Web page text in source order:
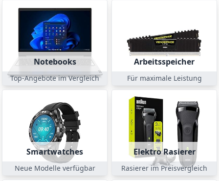
Notebooks
Top-Angebote im Vergleich
Arbeitsspeicher
Für maximale Leistung
Smartwatches
Neue Modelle verfügbar
Elektro Rasierer
Rasierer im Preisvergleich